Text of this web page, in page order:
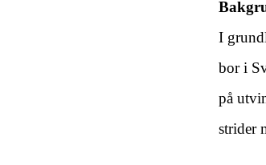
I
bor i
på
strider